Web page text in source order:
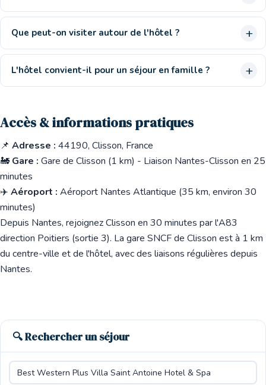
Que peut-on visiter autour de l'hôtel ?
L'hôtel convient-il pour un séjour en famille ?
Accès & informations pratiques
📌 Adresse : 44190, Clisson, France
🚂 Gare : Gare de Clisson (1 km) - Liaison Nantes-Clisson en 25
minutes
✈️ Aéroport : Aéroport Nantes Atlantique (35 km, environ 30
minutes)
Depuis Nantes, rejoignez Clisson en 30 minutes par l'A83
direction Poitiers (sortie 3). La gare SNCF de Clisson est à 1 km
du centre-ville et de l'hôtel, avec des liaisons régulières depuis
Nantes.
🔍 Rechercher un séjour